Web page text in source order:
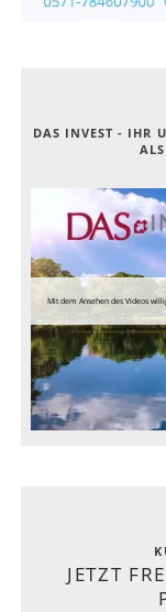
DAS INVEST - IHR
Mit dem Ansehen des Videos
JETZT